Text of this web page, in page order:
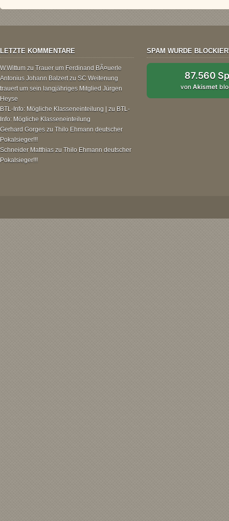
LETZTE KOMMENTARE
W.Wittum zu Trauer um Ferdinand BÃ¤uerle
Antonius Johann Balzertzu SC Weitenung
trauert um sein langjähriges Mitglied Jürgen
Heyse
BTL-Info: Mögliche Klasseneinteilung |
zu BTL-
Info: Mögliche Klasseneinteilung
Gerhard Gorges zu Thilo Ehmann deutscher
Pokalsieger!!!
Schneider Matthias zu Thilo Ehmann deutscher
Pokalsieger!!!
SPAM WURDE
87.560
vonAkismet